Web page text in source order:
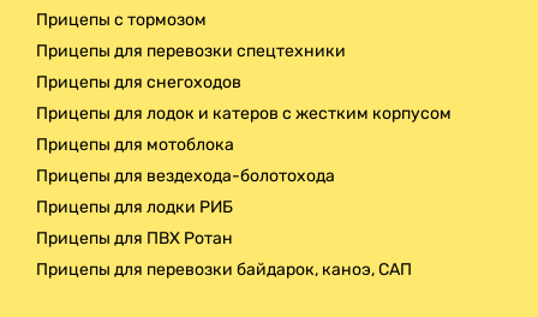
Прицепы с тормозом
Прицепы для перевозки спецтехники
Прицепы для снегоходов
Прицепы для лодок и катеров с жестким корпусом
Прицепы для мотоблока
Прицепы для вездехода-болотохода
Прицепы для лодки РИБ
Прицепы для ПВХ Ротан
Прицепы для перевозки байдарок, каноэ, САП